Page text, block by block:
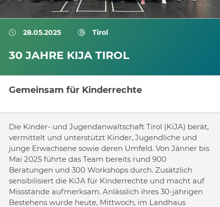
28.05.2025 Tirol
30 JAHRE KIJA TIROL
Gemeinsam für Kinderrechte
Die Kinder- und Jugendanwaltschaft Tirol (KiJA) berät,
vermittelt und unterstützt Kinder, Jugendliche und
junge Erwachsene sowie deren Umfeld. Von Jänner bis
Mai 2025 führte das Team bereits rund 900
Beratungen und 300 Workshops durch. Zusätzlich
sensibilisiert die KiJA für Kinderrechte und macht auf
Missstände aufmerksam. Anlässlich ihres 30-jährigen
Bestehens wurde heute, Mittwoch, im Landhaus